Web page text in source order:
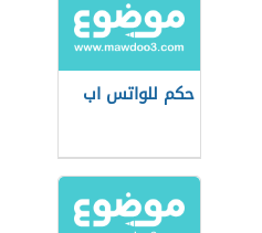
حكم للواتس اب